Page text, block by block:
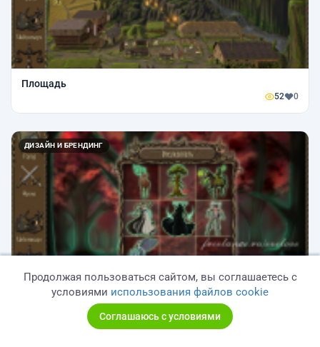
Площадь
52 0
ДИЗАЙН И БРЕНДИНГ
Интерфейс
Продолжая пользоваться сайтом, вы соглашаетесь с
условиями использования файлов cookie
Соглашаюсь с условиями